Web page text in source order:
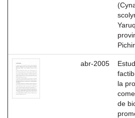
abr-2005
la
de